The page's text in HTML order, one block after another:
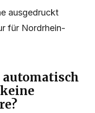
ausgedruckt
für Nordrhein-